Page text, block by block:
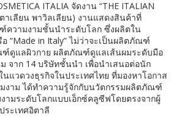
ITALIA จัดงาน “THE ITALIAN
ตาเลียน พาวิลเลียน) งานแสดงสินค้าที่
ความงามชั้นนำระดับโลก ซึ่งผลิตใน
“Made in Italy” ไม่ว่าจะเป็นผลิตภัณฑ์
ดูแลผิวกาย ผลิตภัณฑ์ดูแลเส้นผมระดับมือ
จาก 14 บริษัทชั้นนำ เพื่อนำเสนอต่อนัก
แวดวงธุรกิจในประเทศไทย ที่มองหาโอกาส
งาม ได้ทำความรู้จักกับนวัตกรรมผลิตภัณฑ์
ามระดับโลกแบบเอ็กซ์คลูซีฟโดยตรงจากผู้
ระเทศอิตาลี